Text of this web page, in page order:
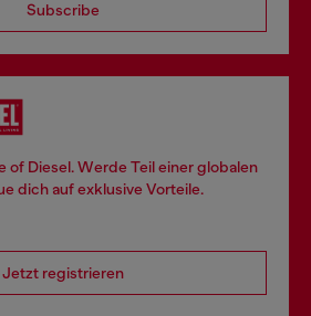
Subscribe
of Diesel. Werde Teil einer globalen
dich auf exklusive Vorteile.
Jetzt registrieren